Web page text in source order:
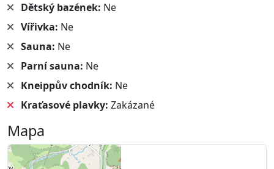
Dětský bazének: Ne
Vířivka: Ne
Sauna: Ne
Parní sauna: Ne
Kneippův chodník: Ne
Kraťasové plavky: Zakázané
Mapa